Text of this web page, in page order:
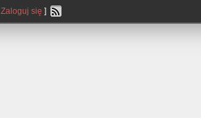
Zaloguj się ]